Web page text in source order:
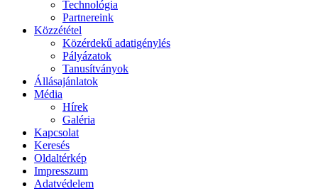
Technológia
Partnereink
Közzététel
Közérdekű adatigénylés
Pályázatok
Tanusítványok
Állásajánlatok
Média
Hírek
Galéria
Kapcsolat
Keresés
Oldaltérkép
Impresszum
Adatvédelem